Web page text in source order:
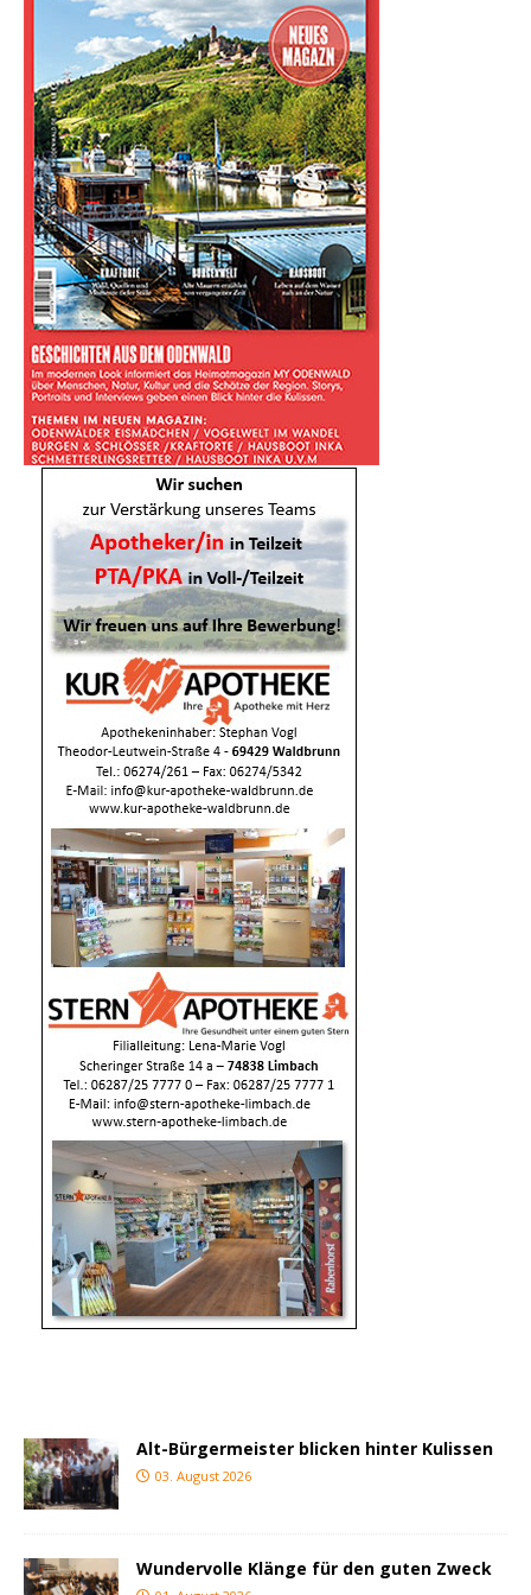
Alt-Bürgermeister blicken hinter Kulissen
03. August 2026
Wundervolle Klänge für den guten Zweck